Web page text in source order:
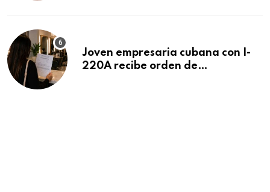
Joven empresaria cubana con I-
220A recibe orden de